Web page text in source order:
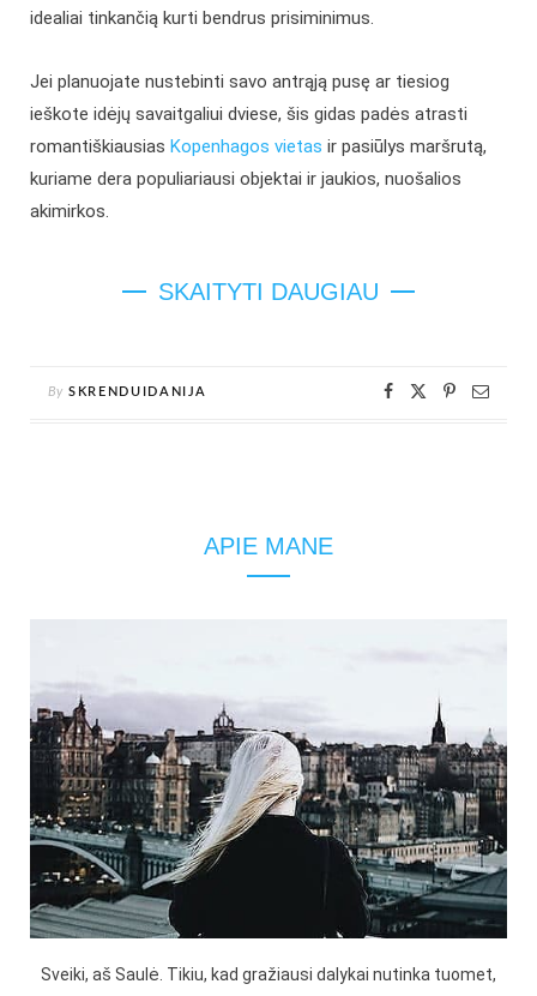
idealiai tinkančią kurti bendrus prisiminimus.
Jei planuojate nustebinti savo antrąją pusę ar tiesiog
ieškote idėjų savaitgaliui dviese, šis gidas padės atrasti
romantiškiausias Kopenhagos vietas ir pasiūlys maršrutą,
kuriame dera populiariausi objektai ir jaukios, nuošalios
akimirkos.
SKAITYTI DAUGIAU
By SKRENDUIDANIJA
APIE MANE
Sveiki, aš Saulė. Tikiu, kad gražiausi dalykai nutinka tuomet,